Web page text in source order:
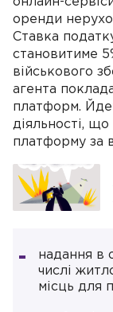
оренди
Ставка
становитиме
військового
агента
платформ.
діяльності,
платформу за
надання в
числі
місць для